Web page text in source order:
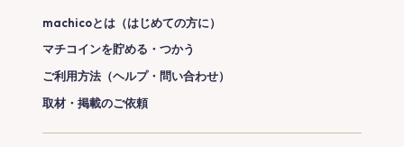
machicoとは（はじめての方に）
マチコインを貯める・つかう
ご利用方法（ヘルプ・問い合わせ）
取材・掲載のご依頼